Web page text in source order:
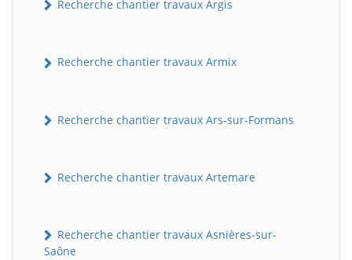
Recherche chantier travaux Argis
Recherche chantier travaux Armix
Recherche chantier travaux Ars-sur-Formans
Recherche chantier travaux Artemare
Recherche chantier travaux Asnières-sur-
Saône